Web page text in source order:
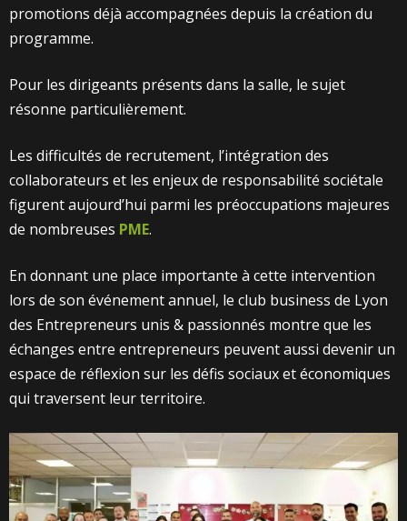
promotions déjà accompagnées depuis la création du
programme.
Pour les dirigeants présents dans la salle, le sujet
résonne particulièrement.
Les difficultés de recrutement, l’intégration des
collaborateurs et les enjeux de responsabilité sociétale
figurent aujourd’hui parmi les préoccupations majeures
de nombreuses PME.
En donnant une place importante à cette intervention
lors de son événement annuel, le club business de Lyon
des Entrepreneurs unis & passionnés montre que les
échanges entre entrepreneurs peuvent aussi devenir un
espace de réflexion sur les défis sociaux et économiques
qui traversent leur territoire.